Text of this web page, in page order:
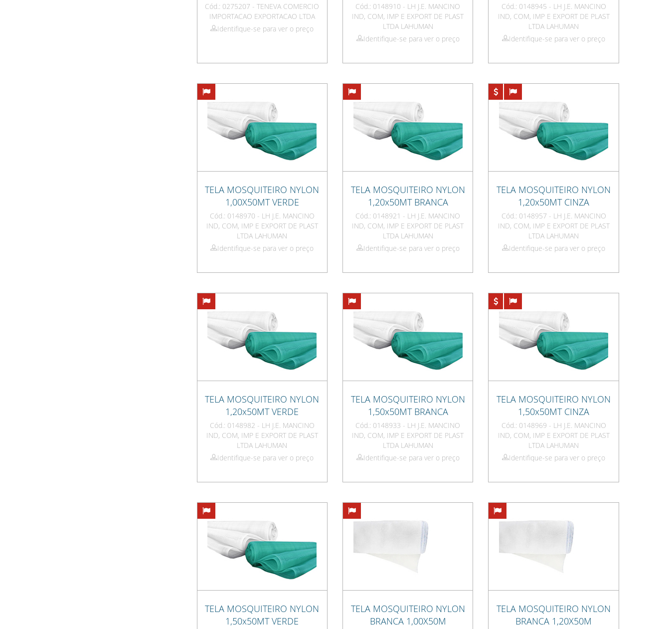
Cód.: 0275207 - TENEVA COMERCIO
IMPORTACAO EXPORTACAO LTDA
Identifique-se para ver o preço
Cód.: 0148910 - LH J.E. MANCINO
IND, COM, IMP E EXPORT DE PLAST
LTDA LAHUMAN
Identifique-se para ver o preço
Cód.: 0148945 - LH J.E. MANCINO
IND, COM, IMP E EXPORT DE PLAST
LTDA LAHUMAN
Identifique-se para ver o preço
TELA MOSQUITEIRO NYLON
1,00X50MT VERDE
Cód.: 0148970 - LH J.E. MANCINO
IND, COM, IMP E EXPORT DE PLAST
LTDA LAHUMAN
Identifique-se para ver o preço
TELA MOSQUITEIRO NYLON
1,20x50MT BRANCA
Cód.: 0148921 - LH J.E. MANCINO
IND, COM, IMP E EXPORT DE PLAST
LTDA LAHUMAN
Identifique-se para ver o preço
TELA MOSQUITEIRO NYLON
1,20x50MT CINZA
Cód.: 0148957 - LH J.E. MANCINO
IND, COM, IMP E EXPORT DE PLAST
LTDA LAHUMAN
Identifique-se para ver o preço
TELA MOSQUITEIRO NYLON
1,20x50MT VERDE
Cód.: 0148982 - LH J.E. MANCINO
IND, COM, IMP E EXPORT DE PLAST
LTDA LAHUMAN
Identifique-se para ver o preço
TELA MOSQUITEIRO NYLON
1,50x50MT BRANCA
Cód.: 0148933 - LH J.E. MANCINO
IND, COM, IMP E EXPORT DE PLAST
LTDA LAHUMAN
Identifique-se para ver o preço
TELA MOSQUITEIRO NYLON
1,50x50MT CINZA
Cód.: 0148969 - LH J.E. MANCINO
IND, COM, IMP E EXPORT DE PLAST
LTDA LAHUMAN
Identifique-se para ver o preço
TELA MOSQUITEIRO NYLON
1,50x50MT VERDE
TELA MOSQUITEIRO NYLON
BRANCA 1,00X50M
TELA MOSQUITEIRO NYLON
BRANCA 1,20X50M